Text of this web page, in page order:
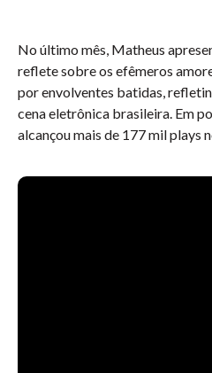
No último mês, Matheus
reflete sobre os efêmeros
por envolventes batidas,
cena eletrônica brasileira. Em
alcançou mais de 177 mil plays